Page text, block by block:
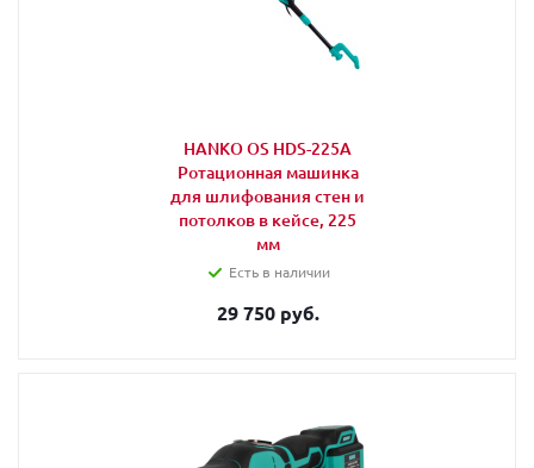
HANKO OS HDS-225A
Ротационная машинка
для шлифования стен и
потолков в кейсе, 225
мм
Есть в наличии
29 750 руб.